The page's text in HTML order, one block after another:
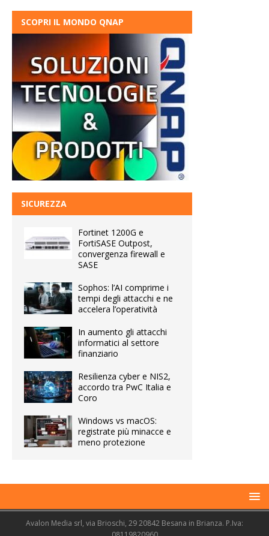
SCOPRI IL MONDO QNAP
SICUREZZA
Fortinet 1200G e
FortiSASE Outpost,
convergenza firewall e
SASE
Sophos: l’AI comprime i
tempi degli attacchi e ne
accelera l’operatività
In aumento gli attacchi
informatici al settore
finanziario
Resilienza cyber e NIS2,
accordo tra PwC Italia e
Coro
Windows vs macOS:
registrate più minacce e
meno protezione
Avalon Media srl, via Brioschi, 29 20842 Besana in Brianza. P.Iva: